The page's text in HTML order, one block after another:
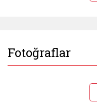
Fotoğraflar